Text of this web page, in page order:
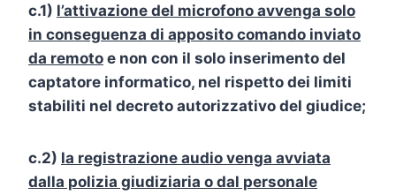
c.1) l’attivazione del microfono avvenga solo
in conseguenza di apposito comando inviato
da remoto e non con il solo inserimento del
captatore informatico, nel rispetto dei limiti
stabiliti nel decreto autorizzativo del giudice;
c.2) la registrazione audio venga avviata
dalla polizia giudiziaria o dal personale